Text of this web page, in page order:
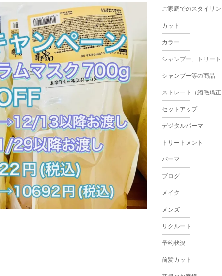
ご家庭でのスタイリ
カット
カラー
シャンプー、トリート
シャンプー等の商品
ストレート（縮毛矯正
セットアップ
デジタルパーマ
トリートメント
パーマ
ブログ
メイク
メンズ
リクルート
予約状況
前髪カット